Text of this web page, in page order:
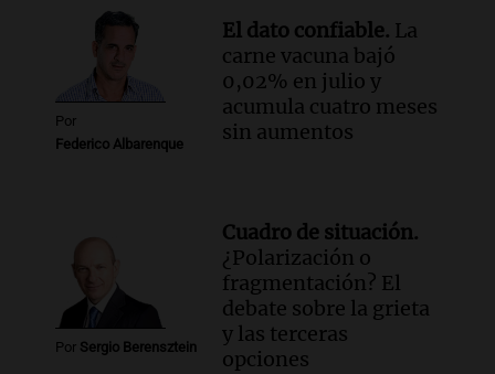
Fe relativiza el impacto del fallo sobre
jubilaciones en la provincia
Panorama Federal
Episodios
Por
Federico Albarenque
El dato confiable. La
carne vacuna bajó
0,02% en julio y
acumula cuatro meses
sin aumentos
Por Sergio Berensztein
Cuadro de situación.
¿Polarización o
fragmentación? El
debate sobre la grieta
y las terceras
opciones